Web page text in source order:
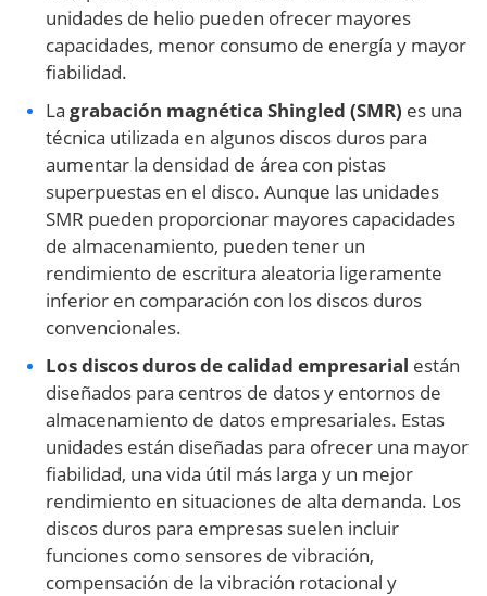
unidades de helio pueden ofrecer mayores
capacidades, menor consumo de energía y mayor
fiabilidad.
La grabación magnética Shingled (SMR) es una
técnica utilizada en algunos discos duros para
aumentar la densidad de área con pistas
superpuestas en el disco. Aunque las unidades
SMR pueden proporcionar mayores capacidades
de almacenamiento, pueden tener un
rendimiento de escritura aleatoria ligeramente
inferior en comparación con los discos duros
convencionales.
Los discos duros de calidad empresarial están
diseñados para centros de datos y entornos de
almacenamiento de datos empresariales. Estas
unidades están diseñadas para ofrecer una mayor
fiabilidad, una vida útil más larga y un mejor
rendimiento en situaciones de alta demanda. Los
discos duros para empresas suelen incluir
funciones como sensores de vibración,
compensación de la vibración rotacional y